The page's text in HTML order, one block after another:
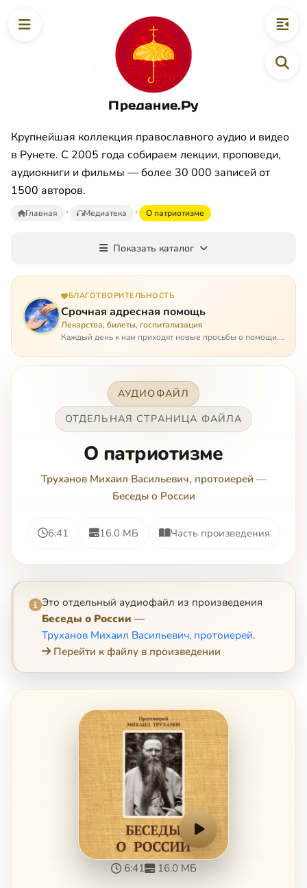
Предание.Ру
Крупнейшая коллекция православного аудио и видео
в Рунете. С 2005 года собираем лекции, проповеди,
аудиокниги и фильмы — более 30 000 записей от
1500 авторов.
Главная Медиатека О патриотизме
Показать каталог
БЛАГОТВОРИТЕЛЬНОСТЬ
Срочная адресная помощь
Лекарства, билеты, госпитализация
Каждый день к нам приходят новые просьбы о помощи.
она нужна была вчера: в приеме лекарств образовался
АУДИОФАЙЛ
ОТДЕЛЬНАЯ СТРАНИЦА ФАЙЛА
О патриотизме
Труханов Михаил Васильевич, протоиерей —
Беседы о России
6:41 16.0 МБ Часть произведения
Это отдельный аудиофайл из произведения
Беседы о России —
Труханов Михаил Васильевич, протоиерей.
Перейти к файлу в произведении
6:41 16.0 МБ